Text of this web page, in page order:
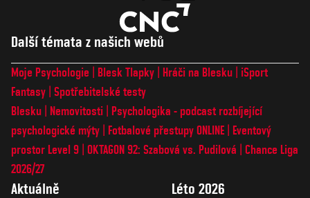
Další témata z našich webů
Moje Psychologie Blesk Tlapky Hráči na Blesku
iSport
Fantasy Spotřebitelské testy
Blesku
Nemovitosti
Psychologika - podcast rozbíjející
psychologické mýty
Fotbalové přestupy ONLINE
Eventový
prostor Level 9 OKTAGON 92: Szabová vs. Pudilová
Chance Liga
2026/27
Aktuálně Léto 2026